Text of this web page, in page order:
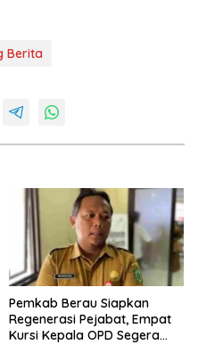
Berita
Pemkab Berau Siapkan
Regenerasi Pejabat, Empat
Kursi Kepala OPD Segera